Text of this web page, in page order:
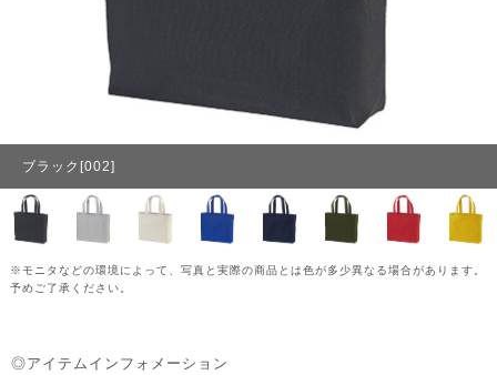
ブラック[002]
※モニタなどの環境によって、写真と実際の商品とは色が多少異なる場合があります。
予めご了承ください。
◎アイテムインフォメーション